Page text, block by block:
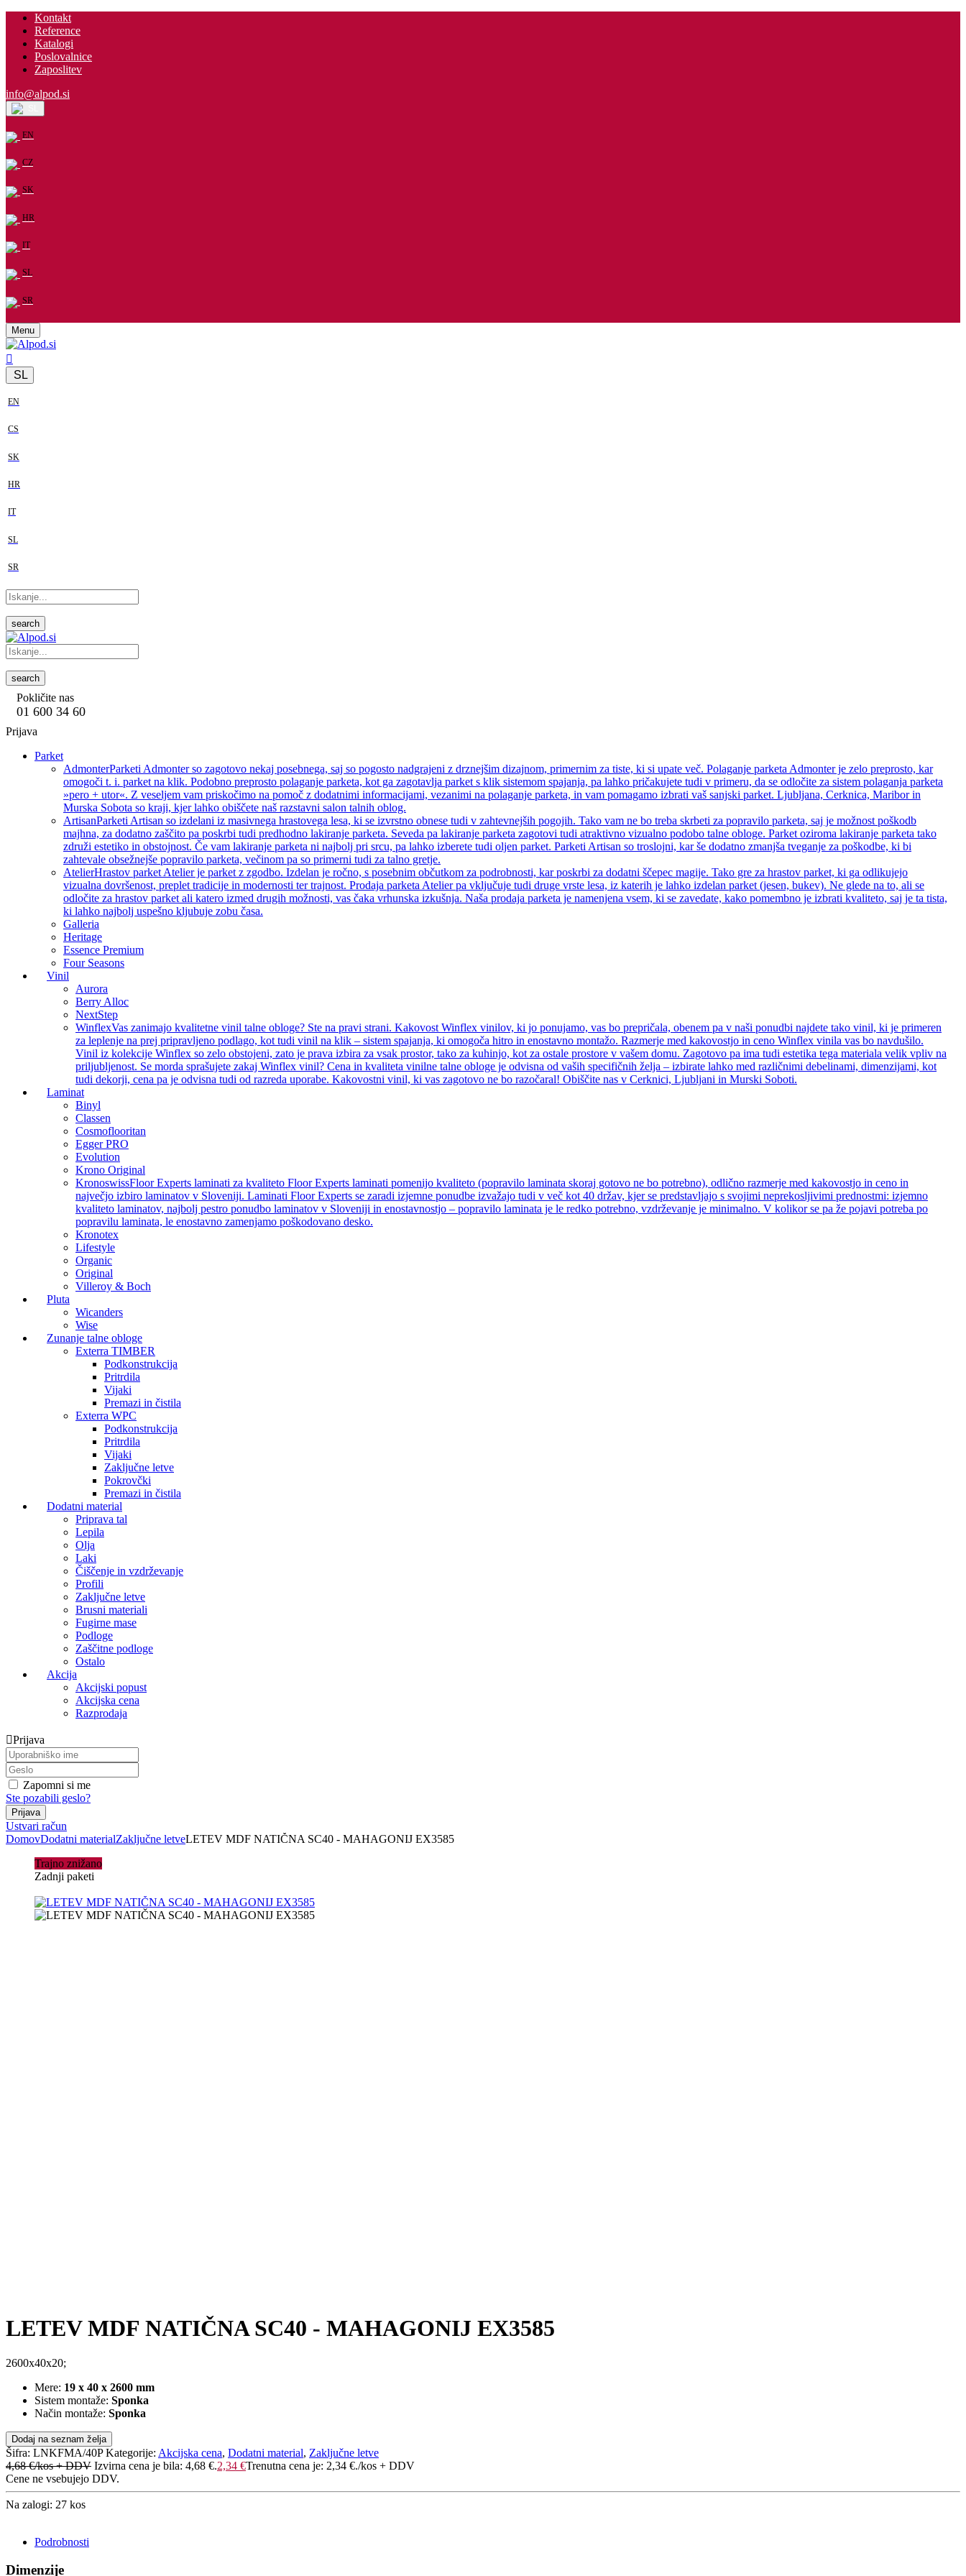
Kontakt
Reference
Katalogi
Poslovalnice
Zaposlitev
info@alpod.si
EN
CZ
SK
HR
IT
SL
SR
Menu
SL
EN
CS
SK
HR
IT
SL
SR
search
search
Pokličite nas
01 600 34 60
Prijava
Parket
AdmonterParketi Admonter so zagotovo nekaj posebnega, saj so pogosto nadgrajeni z drznejšim dizajnom, primernim za tiste, ki si upate več. Polaganje parketa Admonter je zelo preprosto, kar
omogoči t. i. parket na klik. Podobno preprosto polaganje parketa, kot ga zagotavlja parket s klik sistemom spajanja, pa lahko pričakujete tudi v primeru, da se odločite za sistem polaganja parketa
»pero + utor«. Z veseljem vam priskočimo na pomoč z dodatnimi informacijami, vezanimi na polaganje parketa, in vam pomagamo izbrati vaš sanjski parket. Ljubljana, Cerknica, Maribor in
Murska Sobota so kraji, kjer lahko obiščete naš razstavni salon talnih oblog.
ArtisanParketi Artisan so izdelani iz masivnega hrastovega lesa, ki se izvrstno obnese tudi v zahtevnejših pogojih. Tako vam ne bo treba skrbeti za popravilo parketa, saj je možnost poškodb
majhna, za dodatno zaščito pa poskrbi tudi predhodno lakiranje parketa. Seveda pa lakiranje parketa zagotovi tudi atraktivno vizualno podobo talne obloge. Parket oziroma lakiranje parketa tako
združi estetiko in obstojnost. Če vam lakiranje parketa ni najbolj pri srcu, pa lahko izberete tudi oljen parket. Parketi Artisan so troslojni, kar še dodatno zmanjša tveganje za poškodbe, ki bi
zahtevale obsežnejše popravilo parketa, večinom pa so primerni tudi za talno gretje.
AtelierHrastov parket Atelier je parket z zgodbo. Izdelan je ročno, s posebnim občutkom za podrobnosti, kar poskrbi za dodatni ščepec magije. Tako gre za hrastov parket, ki ga odlikujejo
vizualna dovršenost, preplet tradicije in modernosti ter trajnost. Prodaja parketa Atelier pa vključuje tudi druge vrste lesa, iz katerih je lahko izdelan parket (jesen, bukev). Ne glede na to, ali se
odločite za hrastov parket ali katero izmed drugih možnosti, vas čaka vrhunska izkušnja. Naša prodaja parketa je namenjena vsem, ki se zavedate, kako pomembno je izbrati kvaliteto, saj je ta tista,
ki lahko najbolj uspešno kljubuje zobu časa.
Galleria
Heritage
Essence Premium
Four Seasons
Vinil
Aurora
Berry Alloc
NextStep
WinflexVas zanimajo kvalitetne vinil talne obloge? Ste na pravi strani. Kakovost Winflex vinilov, ki jo ponujamo, vas bo prepričala, obenem pa v naši ponudbi najdete tako vinil, ki je primeren
za leplenje na prej pripravljeno podlago, kot tudi vinil na klik – sistem spajanja, ki omogoča hitro in enostavno montažo. Razmerje med kakovostjo in ceno Winflex vinila vas bo navdušilo.
Vinil iz kolekcije Winflex so zelo obstojeni, zato je prava izbira za vsak prostor, tako za kuhinjo, kot za ostale prostore v vašem domu. Zagotovo pa ima tudi estetika tega materiala velik vpliv na
priljubljenost. Se morda sprašujete zakaj Winflex vinil? Cena in kvaliteta vinilne talne obloge je odvisna od vaših specifičnih želja – izbirate lahko med različnimi debelinami, dimenzijami, kot
tudi dekorji, cena pa je odvisna tudi od razreda uporabe. Kakovostni vinil, ki vas zagotovo ne bo razočaral! Obiščite nas v Cerknici, Ljubljani in Murski Soboti.
Laminat
Binyl
Classen
Cosmoflooritan
Egger PRO
Evolution
Krono Original
KronoswissFloor Experts laminati za kvaliteto Floor Experts laminati pomenijo kvaliteto (popravilo laminata skoraj gotovo ne bo potrebno), odlično razmerje med kakovostjo in ceno in
največjo izbiro laminatov v Sloveniji. Laminati Floor Experts se zaradi izjemne ponudbe izvažajo tudi v več kot 40 držav, kjer se predstavljajo s svojimi neprekosljivimi prednostmi: izjemno
kvaliteto laminatov, najbolj pestro ponudbo laminatov v Sloveniji in enostavnostjo – popravilo laminata je le redko potrebno, vzdrževanje je minimalno. V kolikor se pa že pojavi potreba po
popravilu laminata, le enostavno zamenjamo poškodovano desko.
Kronotex
Lifestyle
Organic
Original
Villeroy & Boch
Pluta
Wicanders
Wise
Zunanje talne obloge
Exterra TIMBER
Podkonstrukcija
Pritrdila
Vijaki
Premazi in čistila
Exterra WPC
Podkonstrukcija
Pritrdila
Vijaki
Zaključne letve
Pokrovčki
Premazi in čistila
Dodatni material
Priprava tal
Lepila
Olja
Laki
Čiščenje in vzdrževanje
Profili
Zaključne letve
Brusni materiali
Fugirne mase
Podloge
Zaščitne podloge
Ostalo
Akcija
Akcijski popust
Akcijska cena
Razprodaja
Prijava
Zapomni si me
Ste pozabili geslo?
Ustvari račun
DomovDodatni materialZaključne letveLETEV MDF NATIČNA SC40 - MAHAGONIJ EX3585
Trajno znižano
Zadnji paketi
LETEV MDF NATIČNA SC40 - MAHAGONIJ EX3585
2600x40x20;
Mere: 19 x 40 x 2600 mm
Sistem montaže: Sponka
Način montaže: Sponka
Dodaj na seznam želja
Šifra: LNKFMA/40P Kategorije: Akcijska cena, Dodatni material, Zaključne letve
4,68€/kos + DDV Izvirna cena je bila: 4,68 €.2,34 €Trenutna cena je: 2,34 €./kos + DDV
Cene ne vsebujejo DDV.
Na zalogi: 27 kos
Podrobnosti
Dimenzije